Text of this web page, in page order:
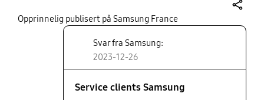
Opprinnelig publisert på Samsung France
Svar fra Samsung:
2023-12-26
Service clients Samsung